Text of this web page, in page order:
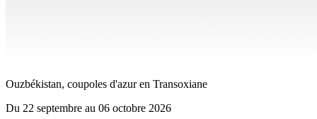
Ouzbékistan, coupoles d'azur en Transoxiane
Du 22 septembre au 06 octobre 2026